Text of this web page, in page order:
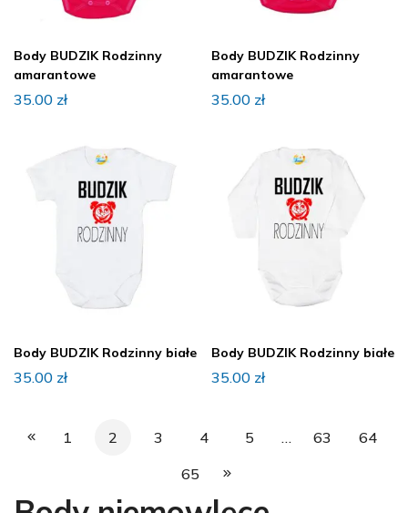
Body BUDZIK Rodzinny
amarantowe
35.00 zł
Body BUDZIK Rodzinny
amarantowe
35.00 zł
Body BUDZIK Rodzinny białe
35.00 zł
Body BUDZIK Rodzinny białe
35.00 zł
1 2 3 4 5 … 63
64
65